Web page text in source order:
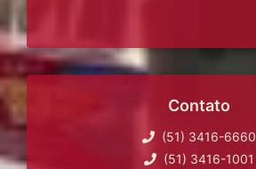
Contato
(51) 3416-6660
(51) 3416-1001